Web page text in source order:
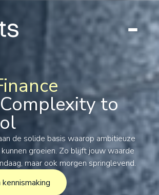
to
de solide basis waarop ambitieuze
groeien. Zo blijft jouw waarde
maar ook morgen springlevend.